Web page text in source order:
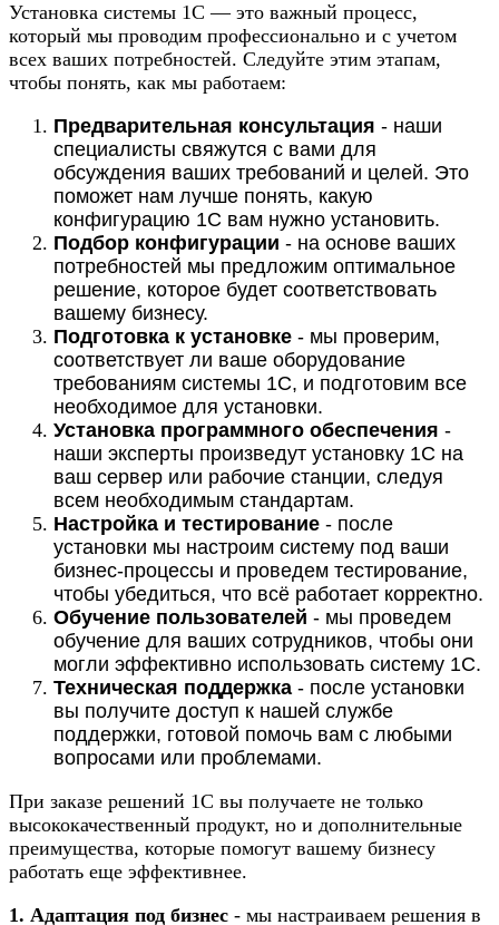
Установка системы 1С — это важный процесс,
который мы проводим профессионально и с учетом
всех ваших потребностей. Следуйте этим этапам,
чтобы понять, как мы работаем:
Предварительная консультация - наши
специалисты свяжутся с вами для
обсуждения ваших требований и целей. Это
поможет нам лучше понять, какую
конфигурацию 1С вам нужно установить.
Подбор конфигурации - на основе ваших
потребностей мы предложим оптимальное
решение, которое будет соответствовать
вашему бизнесу.
Подготовка к установке - мы проверим,
соответствует ли ваше оборудование
требованиям системы 1С, и подготовим все
необходимое для установки.
Установка программного обеспечения -
наши эксперты произведут установку 1С на
ваш сервер или рабочие станции, следуя
всем необходимым стандартам.
Настройка и тестирование - после
установки мы настроим систему под ваши
бизнес-процессы и проведем тестирование,
чтобы убедиться, что всё работает корректно.
Обучение пользователей - мы проведем
обучение для ваших сотрудников, чтобы они
могли эффективно использовать систему 1С.
Техническая поддержка - после установки
вы получите доступ к нашей службе
поддержки, готовой помочь вам с любыми
вопросами или проблемами.
При заказе решений 1С вы получаете не только
высококачественный продукт, но и дополнительные
преимущества, которые помогут вашему бизнесу
работать еще эффективнее.
1. Адаптация под бизнес - мы настраиваем решения в